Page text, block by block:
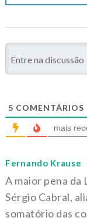
5 COMENTÁRIOS
mais
Fernando Krause
A maior pena da
Sérgio Cabral,
somatório das